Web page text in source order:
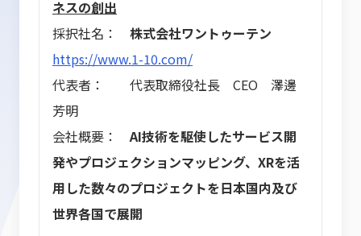
ネスの創出
採択社名： 株式会社ワントゥーテン
https://www.1-10.com/
代表者： 代表取締役社長 CEO 澤邊
芳明
会社概要：AI技術を駆使したサービス開
発やプロジェクションマッピング、XRを活
用した数々のプロジェクトを日本国内及び
世界各国で展開